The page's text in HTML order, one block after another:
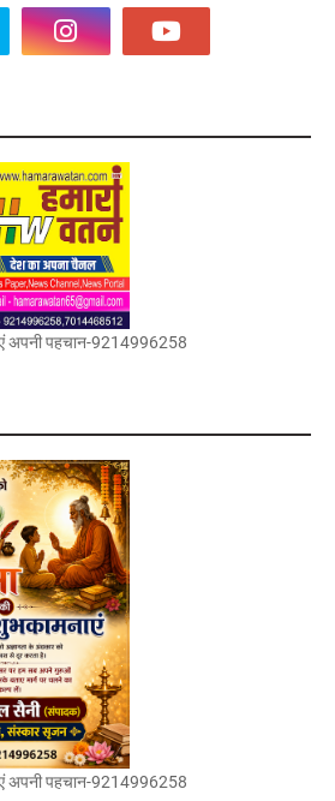
अपनी पहचान-9214996258
अपनी पहचान-9214996258